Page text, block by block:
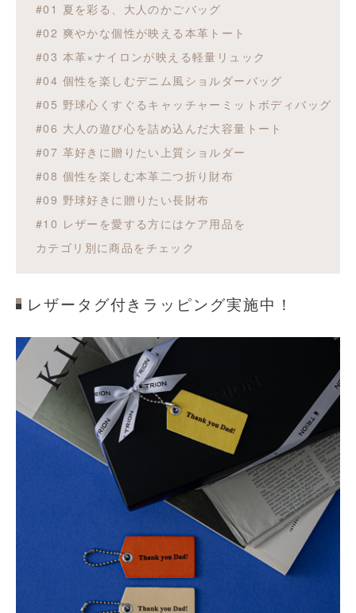
#01 夏を彩る、大人のかごバッグ
#02 爽やかな個性が映える本革トート
#03 本革×ナイロンが映える軽量リュック
#04 個性を楽しむデニム風ショルダーバッグ
#05 野球心くすぐるキャッチャーミットボディバッグ
#06 大人の遊び心を詰め込んだ大容量トート
#07 革好きに贈りたい上質ショルダー
#08 個性を楽しむ本革二つ折り財布
#09 野球好きに贈りたい長財布
#10 レザーを愛する方にはケア用品を
カテゴリ別に商品をチェック
レザータグ付きラッピング実施中！